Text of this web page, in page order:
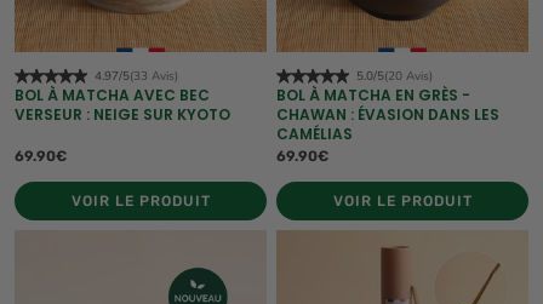
4.97/5(33 Avis)
BOL À MATCHA AVEC BEC
VERSEUR : NEIGE SUR KYOTO
69.90€
VOIR LE PRODUIT
5.0/5(20 Avis)
BOL À MATCHA EN GRÈS -
CHAWAN : ÉVASION DANS LES
CAMÉLIAS
69.90€
VOIR LE PRODUIT